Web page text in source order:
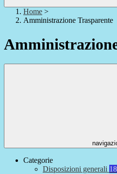
Home >
Amministrazione Trasparente
Categorie
Disposizioni generali